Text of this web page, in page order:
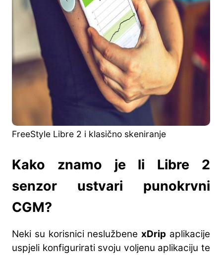
FreeStyle Libre 2 i klasično skeniranje
Kako znamo je li Libre 2
senzor ustvari punokrvni
CGM?
Neki su korisnici neslužbenexDrip aplikacije
uspjeli konfigurirati svoju voljenu aplikaciju te